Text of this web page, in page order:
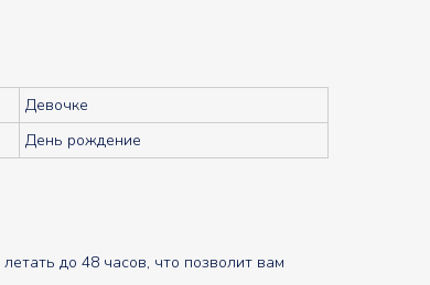
Девочке
День рождение
до 48 часов, что позволит вам